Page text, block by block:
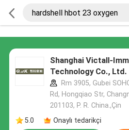
Shanghai Victall-
Technology Co., Ltd.
Rm 3905, Gubei
Rd, Hongqiao Str,
201103, P. R. China.,Çin
5.0
Onaylı tedarikçi